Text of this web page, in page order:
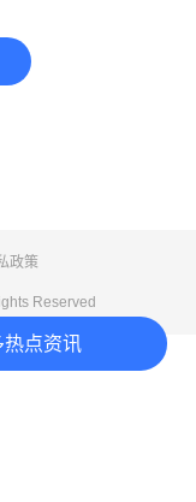
点资讯
政策
Reserved